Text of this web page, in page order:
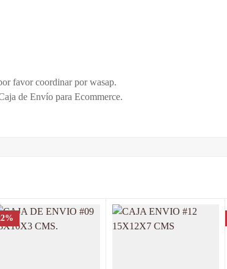
favor coordinar por wasap.
de Envío para Ecommerce.